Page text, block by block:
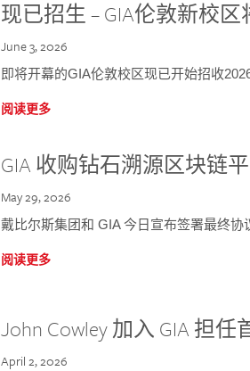
现已招生 – GIA伦敦新校
June 3, 2026
即将开幕的GIA伦敦校区现已开始招收
阅读更多
GIA 收购钻石溯源区块链
May 29, 2026
戴比尔斯集团和 GIA 今日宣布签署最终协
阅读更多
John Cowley 加入 GIA 担
April 2, 2026